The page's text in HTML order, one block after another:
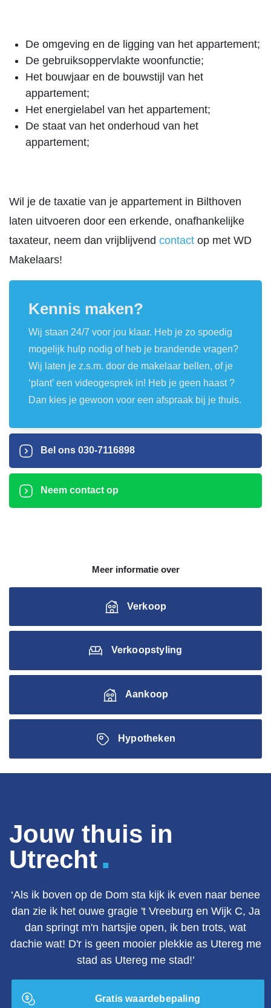
De omgeving en de ligging van het appartement;
De gebruiksoppervlakte woonfunctie;
Het bouwjaar en de bouwstijl van het
appartement;
Het energielabel van het appartement;
De staat van het onderhoud van het
appartement;
Wil je de taxatie van je appartement in Bilthoven
laten uitvoeren door een erkende, onafhankelijke
taxateur, neem dan vrijblijvend contact op met WD
Makelaars!
Kennis maken?
Wij staan 24/7 voor jou klaar. Heb je zo spoedig
mogelijk hulp nodig of heb je brandende vragen?
Wij laten je z.s.m. door de makelaar bellen, of je
‘plant’ een videogesprek in! Heb je geen haast ?
Dan kies je gewoon voor een afspraak bij je thuis.
Bel ons 030-7116898
Neem contact op
Meer informatie over
Verkoop
Verkoopstyling
Aankoop
Hypotheken
Jouw thuis in
Utrecht.
‘Als ik boven op de Dom sta kijk ik even naar benee
dan zie ik het ouwe gragie 't Vreeburg en Wijk C, Ja
dan springt m'n hartsjie open, ik ben trots, wat
dachie wat! D'r is geen mooier plekkie as Utereg me
stad as Utereg me stad!’
Gratis waardebepaling